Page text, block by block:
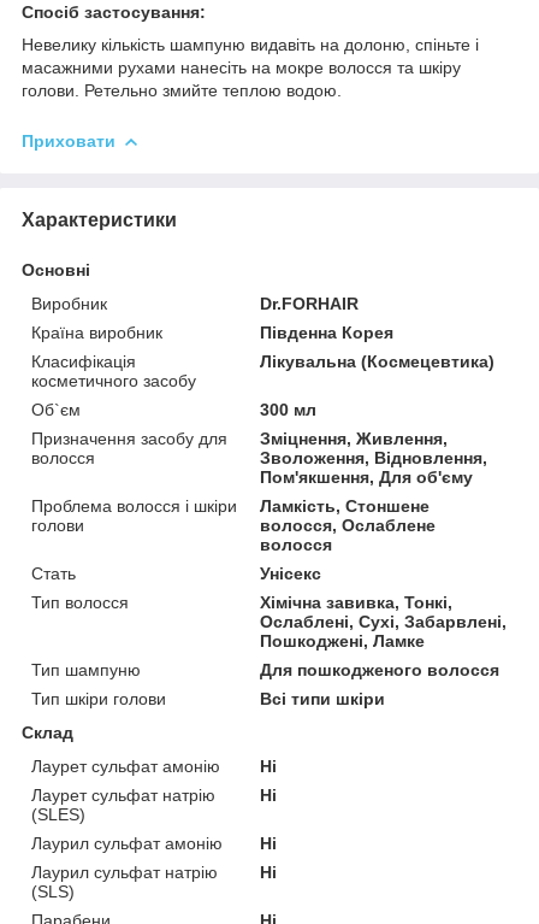
Спосіб застосування:
Невелику кількість шампуню видавіть на долоню, спіньте і
масажними рухами нанесіть на мокре волосся та шкіру
голови. Ретельно змийте теплою водою.
Приховати
Характеристики
Основні
Виробник
Dr.FORHAIR
Країна виробник
Південна Корея
Класифікація
косметичного засобу
Лікувальна (Космецевтика)
Об`єм
300 мл
Призначення засобу для
волосся
Зміцнення, Живлення,
Зволоження, Відновлення,
Пом'якшення, Для об'єму
Проблема волосся і шкіри
голови
Ламкість, Стоншене
волосся, Ослаблене
волосся
Стать
Унісекс
Тип волосся
Хімічна завивка, Тонкі,
Ослаблені, Сухі, Забарвлені,
Пошкоджені, Ламке
Тип шампуню
Для пошкодженого волосся
Тип шкіри голови
Всі типи шкіри
Склад
Лаурет сульфат амонію
Ні
Лаурет сульфат натрію
(SLES)
Ні
Лаурил сульфат амонію
Ні
Лаурил сульфат натрію
(SLS)
Ні
Парабени Ні